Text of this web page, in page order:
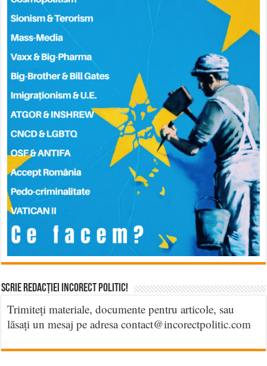
Scrie Redacției Incorect Politic!
Trimiteți materiale, documente pentru articole, sau
lăsați un mesaj pe adresa contact@incorectpolitic.com